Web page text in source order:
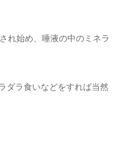
れ始め、唾液の中のミネラ
ダラ食いなどをすれば当然